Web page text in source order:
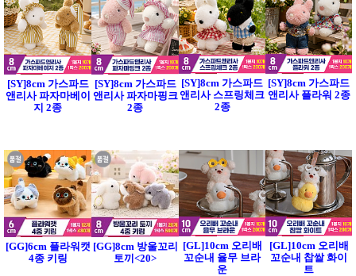
[SY]8cm 가스파드
앤리사 파자마베이
지 2종
[SY]8cm 가스파드
앤리사 파자마핑크
2종
[SY]8cm 가스파드
앤리사 스프링체크
2종
[SY]8cm 가스파드
앤리사 플라워 2종
[GG]6cm 플라워캣
4종 키링
[GG]8cm 방울꼬리
토끼<20>
[GL]10cm 오리배
꼬순내 율무 브라
운
[GL]10cm 오리배
꼬순내 찹쌀 화이
트